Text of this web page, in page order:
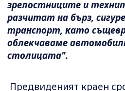
зрелостниците и
разчитат на бърз,
транспорт, като
облекчаваме
столицата".
Предвиденият краен